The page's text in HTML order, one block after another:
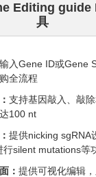
Editing guide
具
输入Gene ID或Gene
全流程
支持基因敲入、
100 nt
提供nicking
行silent mutations等
： 提供可视化